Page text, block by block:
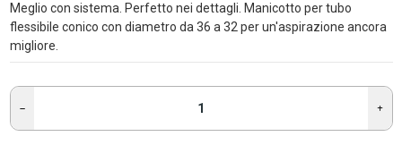
Meglio con sistema. Perfetto nei dettagli. Manicotto per tubo
flessibile conico con diametro da 36 a 32 per un'aspirazione ancora
migliore.